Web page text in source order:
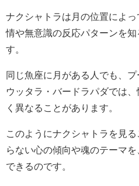
ナクシャトラは月の位置によ
情や無意識の反応パターンを
す。
同じ魚座に月がある人でも、
ウッタラ・バードラパダでは
く異なることがあります。
このようにナクシャトラを見
らない心の傾向や魂のテーマ
できるのです。